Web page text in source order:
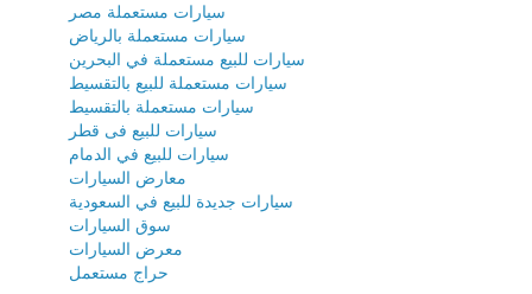
سيارات مستعملة مصر
سيارات مستعملة بالرياض
سيارات للبيع مستعملة في البحرين
سيارات مستعملة للبيع بالتقسيط
سيارات مستعملة بالتقسيط
سيارات للبيع فى قطر
سيارات للبيع في الدمام
معارض السيارات
سيارات جديدة للبيع في السعودية
سوق السيارات
معرض السيارات
حراج مستعمل